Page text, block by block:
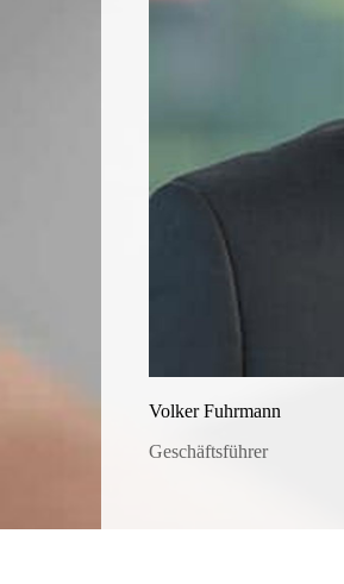
Volker Fuhrmann
Geschäftsführer